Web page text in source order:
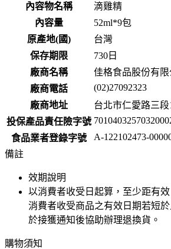
內容物名稱
滴雞精
內容量
52ml*9包
原產地(國)
台灣
保存期限
730 日
廠商名稱
佳格食品股份有限
廠商電話
(02)27092323
廠商地址
台北市仁愛路三段
投保產品責任險字號
食品業者登錄字號
A-122102473-
備註
效期說明
以消費者收受日起算，至少距有
消費者收受商品之有效日期若短
於接獲通知後協助辦理退換貨。
購物須知